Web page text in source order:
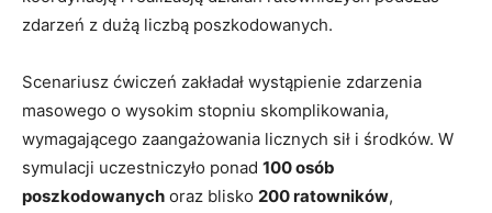
zdarzeń z dużą liczbą poszkodowanych.
Scenariusz ćwiczeń zakładał wystąpienie zdarzenia
masowego o wysokim stopniu skomplikowania,
wymagającego zaangażowania licznych sił i środków. W
symulacji uczestniczyło ponad 100 osób
poszkodowanych oraz blisko 200 ratowników,